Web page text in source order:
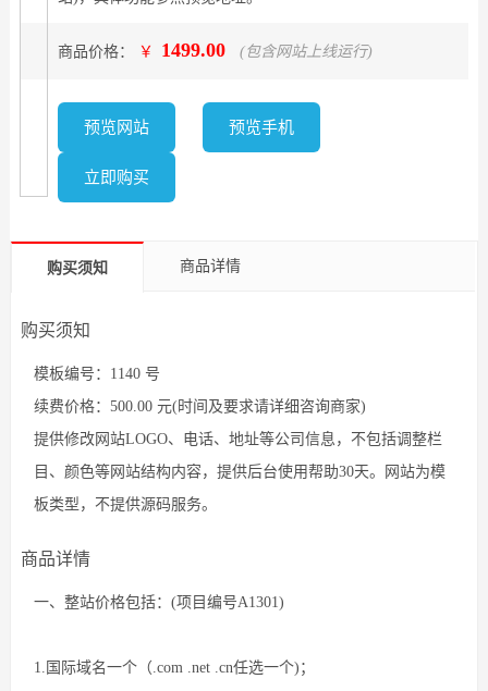
商品价格： ￥ 1499.00 (包含网站上线运行)
预览网站 预览手机
立即购买
购买须知 商品详情
购买须知
模板编号：1140 号
续费价格：500.00 元(时间及要求请详细咨询商家)
提供修改网站LOGO、电话、地址等公司信息，不包括调整栏
目、颜色等网站结构内容，提供后台使用帮助30天。网站为模
板类型，不提供源码服务。
商品详情
一、整站价格包括：(项目编号A1301)
1.国际域名一个（.com .net .cn任选一个)；